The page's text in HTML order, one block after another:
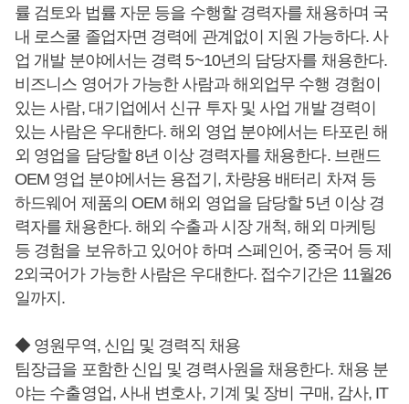
률 검토와 법률 자문 등을 수행할 경력자를 채용하며 국
내 로스쿨 졸업자면 경력에 관계없이 지원 가능하다. 사
업 개발 분야에서는 경력 5~10년의 담당자를 채용한다.
비즈니스 영어가 가능한 사람과 해외업무 수행 경험이
있는 사람, 대기업에서 신규 투자 및 사업 개발 경력이
있는 사람은 우대한다. 해외 영업 분야에서는 타포린 해
외 영업을 담당할 8년 이상 경력자를 채용한다. 브랜드
OEM 영업 분야에서는 용접기, 차량용 배터리 차져 등
하드웨어 제품의 OEM 해외 영업을 담당할 5년 이상 경
력자를 채용한다. 해외 수출과 시장 개척, 해외 마케팅
등 경험을 보유하고 있어야 하며 스페인어, 중국어 등 제
2외국어가 가능한 사람은 우대한다. 접수기간은 11월26
일까지.
◆ 영원무역, 신입 및 경력직 채용
팀장급을 포함한 신입 및 경력사원을 채용한다. 채용 분
야는 수출영업, 사내 변호사, 기계 및 장비 구매, 감사, IT